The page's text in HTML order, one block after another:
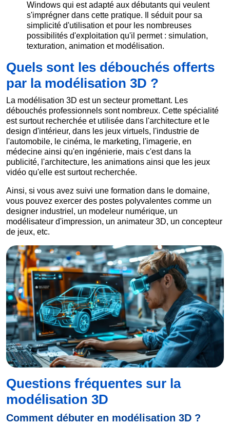
Windows qui est adapté aux débutants qui veulent
s'imprégner dans cette pratique. Il séduit pour sa
simplicité d'utilisation et pour les nombreuses
possibilités d'exploitation qu'il permet : simulation,
texturation, animation et modélisation.
Quels sont les débouchés offerts
par la modélisation 3D ?
La modélisation 3D est un secteur promettant. Les
débouchés professionnels sont nombreux. Cette spécialité
est surtout recherchée et utilisée dans l'architecture et le
design d'intérieur, dans les jeux virtuels, l'industrie de
l'automobile, le cinéma, le marketing, l'imagerie, en
médecine ainsi qu'en ingénierie, mais c'est dans la
publicité, l'architecture, les animations ainsi que les jeux
vidéo qu'elle est surtout recherchée.
Ainsi, si vous avez suivi une formation dans le domaine,
vous pouvez exercer des postes polyvalentes comme un
designer industriel, un modeleur numérique, un
modélisateur d'impression, un animateur 3D, un concepteur
de jeux, etc.
Questions fréquentes sur la
modélisation 3D
Comment débuter en modélisation 3D ?